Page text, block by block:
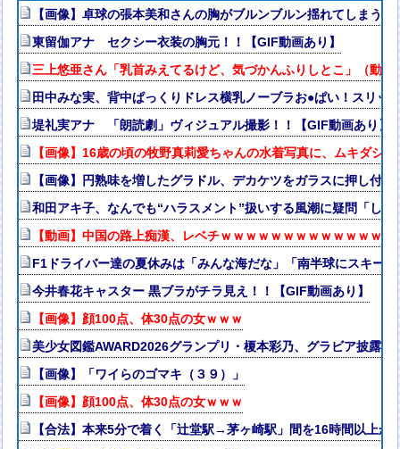
【画像】卓球の張本美和さんの胸がブルンブルン揺れてしま
東留伽アナ セクシー衣装の胸元！！【GIF動画あり】
三上悠亜さん「乳首みえてるけど、気づかんふりしとこ」（動画
田中みな実、背中ぱっくりドレス横乳ノーブラお●ぱい！スリッ
堤礼実アナ 「朗読劇」ヴィジュアル撮影！！【GIF動画あり】
【画像】16歳の頃の牧野真莉愛ちゃんの水着写真に、ムキダシ
【画像】円熟味を増したグラドル、デカケツをガラスに押し付
和田アキ子、なんでも“ハラスメント”扱いする風潮に疑問「し
【動画】中国の路上痴漢、レベチｗｗｗｗｗｗｗｗｗｗｗｗｗｗ
F1ドライバー達の夏休みは「みんな海だな」「南半球にスキー
今井春花キャスター 黒ブラがチラ見え！！【GIF動画あり】
【画像】顔100点、体30点の女ｗｗｗ
美少女図鑑AWARD2026グランプリ・榎本彩乃、グラビア披露！
【画像】「ワイらのゴマキ（３９）」
【画像】顔100点、体30点の女ｗｗｗ
【合法】本来5分で着く「辻堂駅→茅ヶ崎駅」間を16時間以上か